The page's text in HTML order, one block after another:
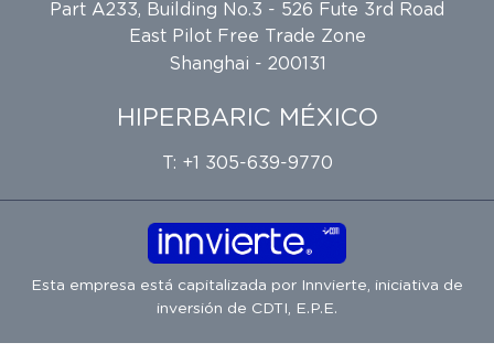
Part A233, Building No.3 - 526 Fute 3rd Road
East Pilot Free Trade Zone
Shanghai - 200131
HIPERBARIC MÉXICO
T: +1 305-639-9770
Esta empresa está capitalizada por Innvierte , iniciativa de
inversión de CDTI, E.P.E.